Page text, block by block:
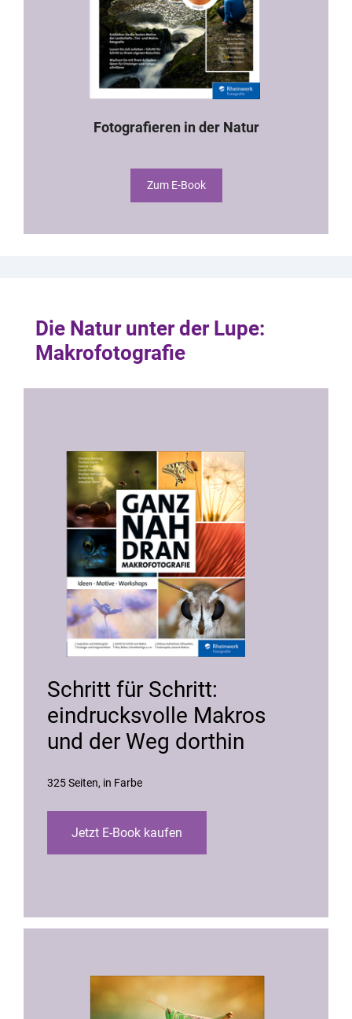
Fotografieren in der Natur
Zum E-Book
Die Natur unter der Lupe:
Makrofotografie
Schritt für Schritt:
eindrucksvolle Makros
und der Weg dorthin
325 Seiten in Farbe
Jetzt E-Book kaufen